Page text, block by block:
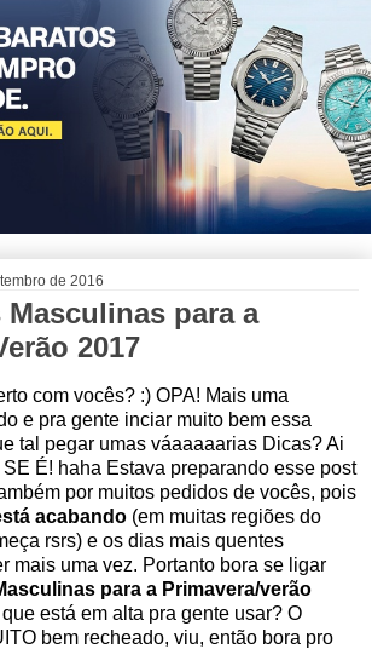
de 2016
Masculinas para a
2017
com vocês? :) OPA! Mais uma
e pra gente inciar muito bem essa
tal pegar umas váaaaaarias Dicas? Ai
É! haha Estava preparando esse post
por muitos pedidos de vocês, pois
acabando (em muitas regiões do
rsrs) e os dias mais quentes
mais uma vez. Portanto bora se ligar
para a Primavera/verão
está em alta pra gente usar? O
bem recheado, viu, então bora pro